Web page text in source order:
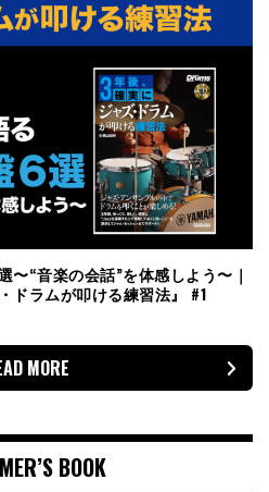
“音楽の会話”を体感しよう〜｜
ドラムが叩ける練習法』 #1
MORE
BOOK